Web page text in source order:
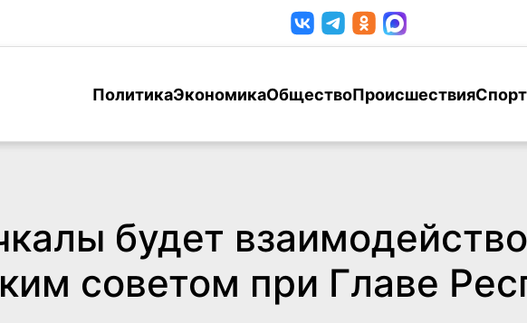
ПолитикаЭкономикаОбществоПроисшествияСпорт
будет
советом при Главе